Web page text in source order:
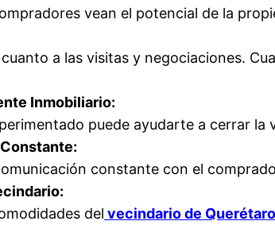
vean el potencial de la
a las visitas y negociaciones.
Inmobiliario:
puede ayudarte a cerrar
constante con el
del vecindario de Querétaro